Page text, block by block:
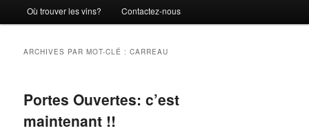
Où trouver les vins? Contactez-nous
ARCHIVES PAR MOT-CLÉ :CARREAU
Portes Ouvertes: c’est
maintenant !!